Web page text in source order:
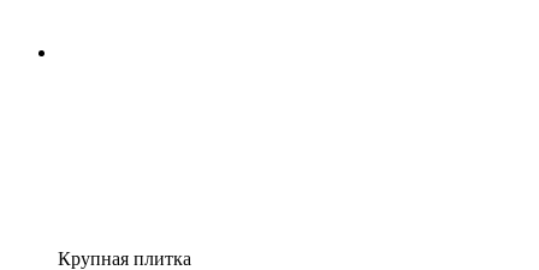
Крупная плитка